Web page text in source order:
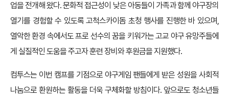
업을 전개해 왔다. 문화적 접근성이 낮은 아동들이 가족과 함께 야구장의
열기를 경험할 수 있도록 고척스카이돔 초청 행사를 진행한 바 있으며,
열악한 환경 속에서도 프로 선수의 꿈을 키워가는 고교 야구 유망주들에
게 실질적인 도움을 주고자 훈련 장비와 후원금을 지원했다.
컴투스는 이번 캠프를 기점으로 야구게임 팬들에게 받은 성원을 사회적
나눔으로 환원하는 활동을 더욱 구체화할 방침이다. 앞으로도 청소년들